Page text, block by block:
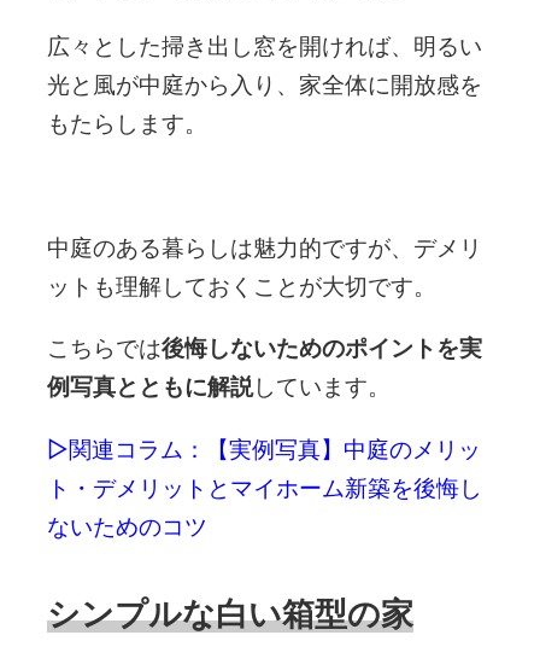
広々とした掃き出し窓を開ければ、明るい
光と風が中庭から入り、家全体に開放感を
もたらします。
中庭のある暮らしは魅力的ですが、デメリ
ットも理解しておくことが大切です。
こちらでは後悔しないためのポイントを実
例写真とともに解説しています。
▷関連コラム：
【実例写真】中庭のメリッ
ト・デメリットとマイホーム新築を後悔し
ないためのコツ
シンプルな白い箱型の家